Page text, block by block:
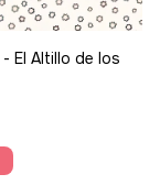
El Altillo de los